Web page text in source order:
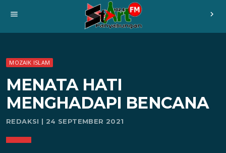
menu chevron_right
MOZAIK ISLAM
MENATA HATI
MENGHADAPI BENCANA
REDAKSI | 24 SEPTEMBER 2021